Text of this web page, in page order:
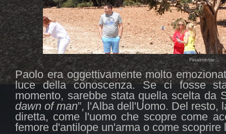
Finalmente...
Paolo era oggettivamente molto
luce della conoscenza. Se ci fosse
momento, sarebbe stata quella scelta da
dawn of man”, l'Alba dell'Uomo. Del resto,
diretta, come l'uomo che scopre come
femore d'antilope un'arma o come